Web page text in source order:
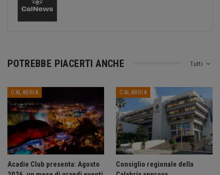
Tutti
POTREBBE PIACERTI ANCHE
CALABRIA
Acadie Club presenta: Agosto
CALABRIA
Consiglio regionale della